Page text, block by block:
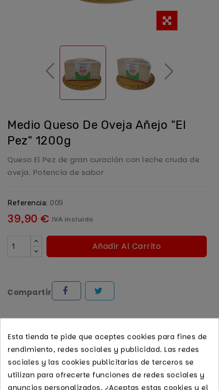
Medio Queso De Oveja Añejo "El
Pez" 1200g
Queso El Pez de gran curación con leche cruda de
oveja. Potencia de sabor
Referencia: 009
39,90 € IVA incluido
Añadir Al Carrito
Compartir
Recogida gratis en tienda
Descripción Detalles de producto
Esta tienda te pide que aceptes cookies para fines de
rendimiento, redes sociales y publicidad. Las redes
sociales y las cookies publicitarias de terceros se
utilizan para ofrecerte funciones de redes sociales y
anuncios personalizados. ¿Aceptas estas cookies y el